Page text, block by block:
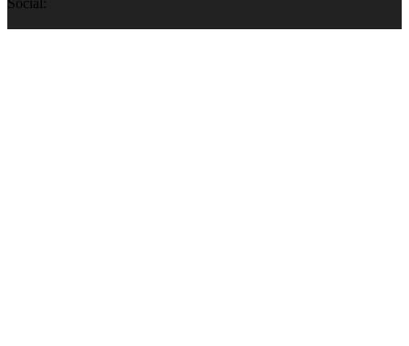
Social: